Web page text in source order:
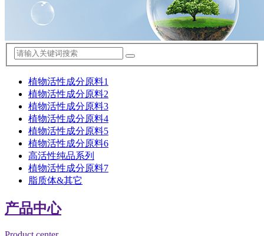
植物活性成分原料1
植物活性成分原料2
植物活性成分原料3
植物活性成分原料4
植物活性成分原料5
植物活性成分原料6
高活性纯品系列
植物活性成分原料7
脂质体&其它
产品中心